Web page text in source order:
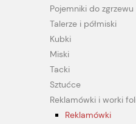
Pojemniki do zgrzewu
Talerze i półmiski
Kubki
Miski
Tacki
Sztućce
Reklamówki i worki
Reklamówki